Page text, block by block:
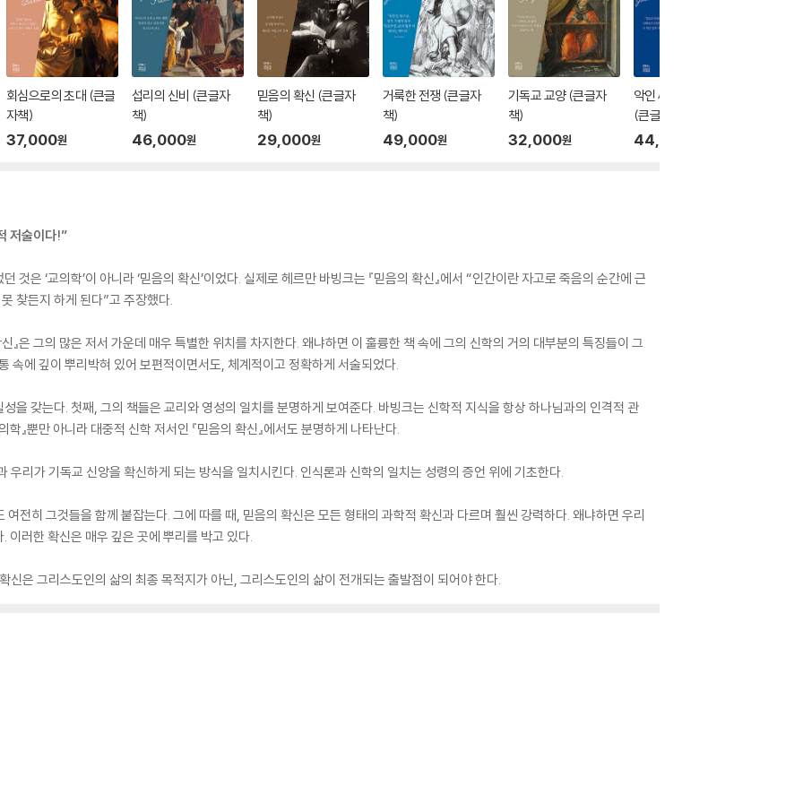
회심으로의 초대 (큰글
자책)
37,000원
섭리의 신비 (큰글자
책)
46,000원
믿음의 확신 (큰글자
책)
29,000원
거룩한 전쟁 (큰글자
책)
49,000원
기독교 교양 (큰글자
책)
32,000원
악인 씨의 삶과 죽음
(큰글자책)
44,000
저술이다!”
것은 ‘교의학’이 아니라 ‘믿음의 확신’이었다. 실제로 헤르만 바빙크는 『믿음의 확신』에서 “인간이란 자고로 죽음의 순간에 근
찾든지 하게 된다”고 주장했다.
』은 그의 많은 저서 가운데 매우 특별한 위치를 차지한다. 왜냐하면 이 훌륭한 책 속에 그의 신학의 거의 대부분의 특징들이 그
속에 깊이 뿌리박혀 있어 보편적이면서도, 체계적이고 정확하게 서술되었다.
을 갖는다. 첫째, 그의 책들은 교리와 영성의 일치를 분명하게 보여준다. 바빙크는 신학적 지식을 항상 하나님과의 인격적 관
』뿐만 아니라 대중적 신학 저서인 『믿음의 확신』에서도 분명하게 나타난다.
우리가 기독교 신앙을 확신하게 되는 방식을 일치시킨다. 인식론과 신학의 일치는 성령의 증언 위에 기초한다.
전히 그것들을 함께 붙잡는다. 그에 따를 때, 믿음의 확신은 모든 형태의 과학적 확신과 다르며 훨씬 강력하다. 왜냐하면 우리
이러한 확신은 매우 깊은 곳에 뿌리를 박고 있다.
신은 그리스도인의 삶의 최종 목적지가 아닌, 그리스도인의 삶이 전개되는 출발점이 되어야 한다.